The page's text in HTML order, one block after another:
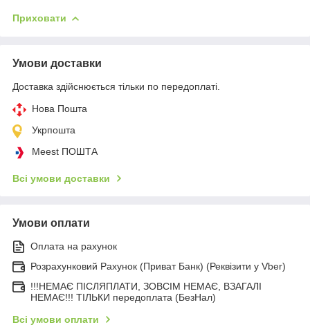
Приховати
Умови доставки
Доставка здійснюється тільки по передоплаті.
Нова Пошта
Укрпошта
Meest ПОШТА
Всі умови доставки
Умови оплати
Оплата на рахунок
Розрахунковий Рахунок (Приват Банк) (Реквізити у Vber)
!!!НЕМАЄ ПІСЛЯПЛАТИ, ЗОВСІМ НЕМАЄ, ВЗАГАЛІ
НЕМАЄ!!! ТІЛЬКИ передоплата (БезНал)
Всі умови оплати